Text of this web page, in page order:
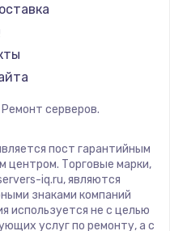
памяти
карты
серверов.
пост гарантийным
центром. Торговые марки,
iq.ru, являются
знаками компаний
используется не с целью
услуг по ремонту, а с